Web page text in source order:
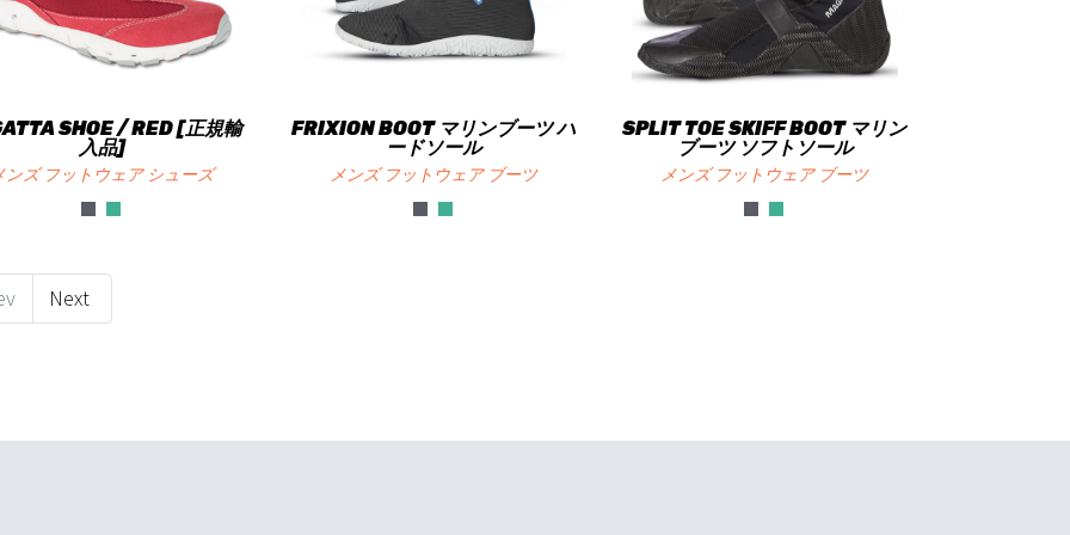
SHOE / RED [正規輸
入品]
ンズ フットウェア シューズ
FRIXION BOOT マリンブーツ ハ
ードソール
メンズ フットウェア ブーツ
SPLIT TOE SKIFF BOOT マリン
ブーツ ソフトソール
メンズ フットウェア ブーツ
Next